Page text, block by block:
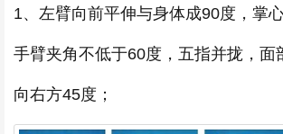
1、左臂向前平伸与身体成90度，掌
手臂夹角不低于60度，五指并拢，面
向右方45度；